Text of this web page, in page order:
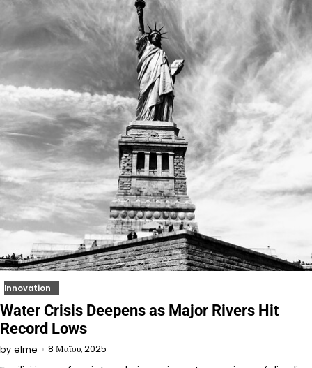
Innovation
Water Crisis Deepens as Major Rivers Hit
Record Lows
by elme 8 Μαΐου, 2025